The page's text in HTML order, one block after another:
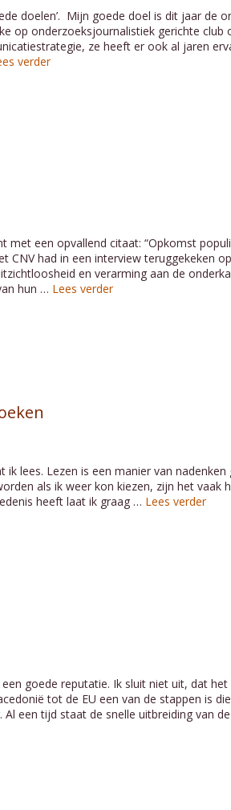
doelen’. Mijn goede doel is dit jaar de
op onderzoeksjournalistiek gerichte
ze heeft er ook al jaren
verder
met een opvallend citaat: “Opkomst
CNV had in een interview teruggekeken
en verarming aan de
hun … Lees verder
lees. Lezen is een manier van
als ik weer kon kiezen, zijn het vaak
heeft laat ik graag … Lees verder
goede reputatie. Ik sluit niet uit, dat
tot de EU een van de stappen is
een tijd staat de snelle uitbreiding van